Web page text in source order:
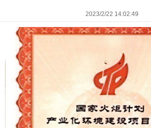
2023/2/22 14:02:49